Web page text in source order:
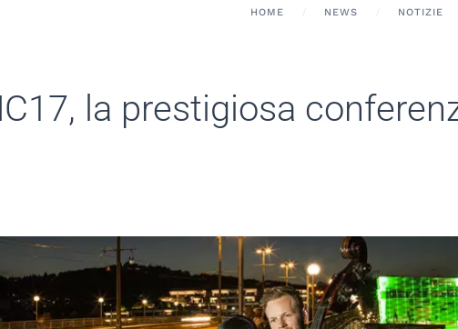
HOME NEWS NOTIZIE
la prestigiosa